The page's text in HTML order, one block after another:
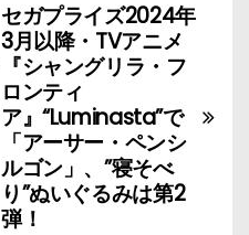
セガプライズ2024年
3月以降・TVアニメ
『シャングリラ・フ
ロンティ
ア』“Luminasta”で
「アーサー・ペンシ
ルゴン」、”寝そべ
り”ぬいぐるみは第2
弾！